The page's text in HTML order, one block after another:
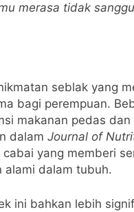
merasa tidak
seblak yang
bagi perempuan.
makanan pedas
dalam Journal of
yang memberi
alami dalam tubuh.
ini bahkan lebih